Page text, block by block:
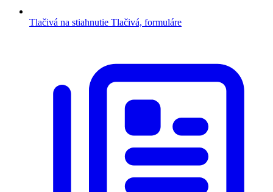
Tlačivá na stiahnutie Tlačivá, formuláre